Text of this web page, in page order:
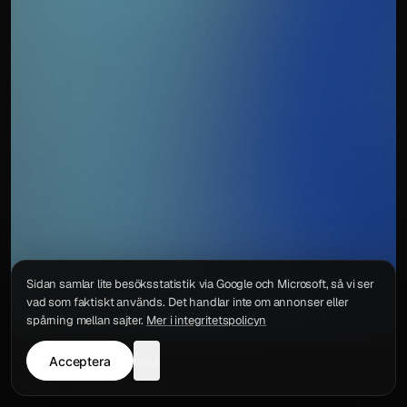
IntegritetspolicyKontakt
Sidan samlar lite besöksstatistik via Google och Microsoft, så vi ser
vad som faktiskt används. Det handlar inte om annonser eller
spårning mellan sajter. Mer i integritetspolicyn
Acceptera neka